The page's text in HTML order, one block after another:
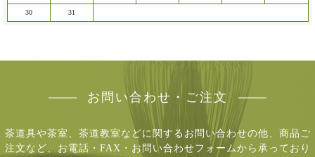
30 31
お問い合わせ・ご注文
茶道具や茶室、茶道教室などに関するお問い合わせの他、商品ご
注文など、 お電話・FAX・お問い合わせフォームから承っており